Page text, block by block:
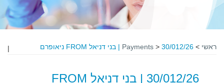
ראשי >
Payments > 30/012/26 | בני דניאל FROM ניאופרם |
30/012/26 | בני דניאל FROM